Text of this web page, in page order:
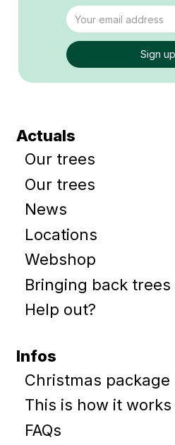
Actuals
Our trees
Our trees
News
Locations
Webshop
Bringing back trees
Help out?
Infos
Christmas package
This is how it works
FAQs